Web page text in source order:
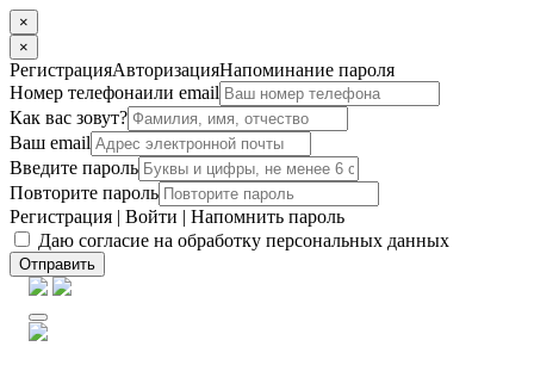
×
×
РегистрацияАвторизацияНапоминание пароля
Номер телефонаили email
Как вас зовут?
Ваш email
Введите пароль
Повторите пароль
Регистрация | Войти | Напомнить пароль
Даю согласие на обработку персональных данных
Отправить